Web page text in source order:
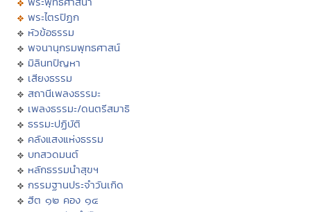
พระไตรปิฏก
หัวข้อธรรม
พจนานุกรมพุทธศาสน์
มิลินทปัญหา
เสียงธรรม
สถานีเพลงธรรมะ
เพลงธรรมะ/ดนตรีสมาธิ
ธรรมะปฏิบัติ
คลังแสงแห่งธรรม
บทสวดมนต์
หลักธรรมนำสุขฯ
กรรมฐานประจำวันเกิด
ฮีต ๑๒ คอง ๑๔